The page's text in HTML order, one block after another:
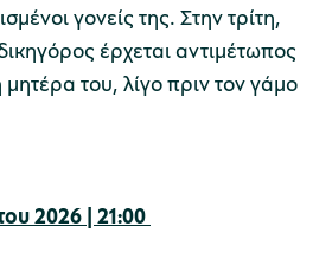
γονείς της. Στην τρίτη,
έρχεται αντιμέτωπος
του, λίγο πριν τον γάμο
2026 | 21:00